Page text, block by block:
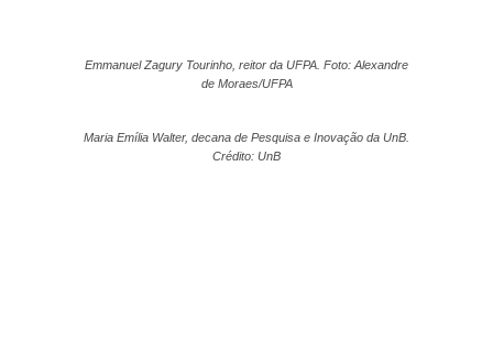
Emmanuel Zagury Tourinho, reitor da UFPA. Foto: Alexandre
de Moraes/UFPA
Maria Emília Walter, decana de Pesquisa e Inovação da UnB.
Crédito: UnB